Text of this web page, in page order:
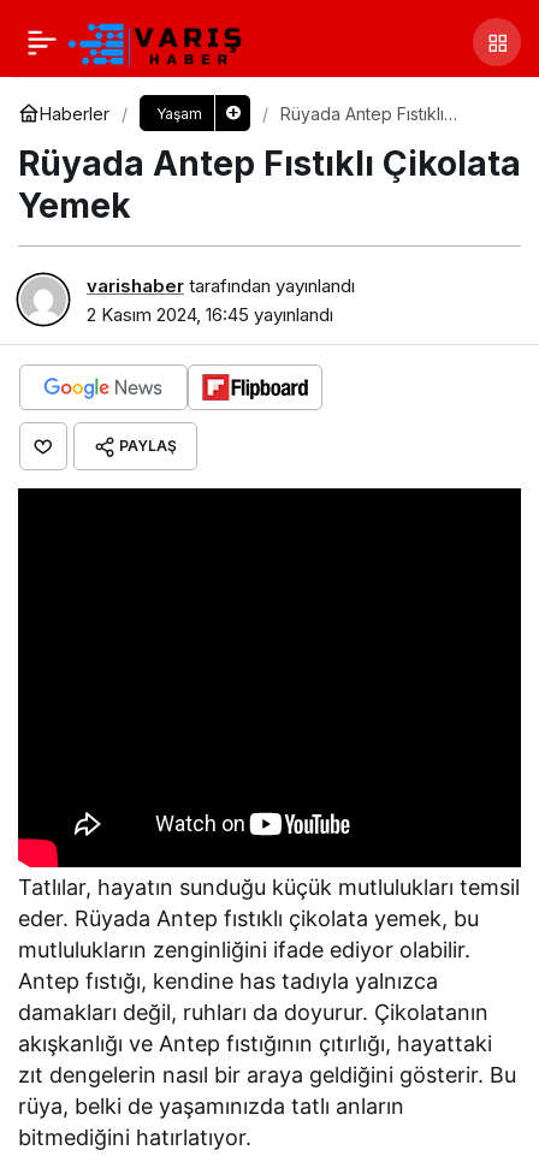
Haberler Yaşam
Rüyada Antep Fıstıklı
Rüyada Antep Fıstıklı Çikolata
Yemek​
varishaber tarafından yayınlandı
2 Kasım 2024, 16:45 yayınlandı
PAYLAŞ
Tatlılar, hayatın sunduğu küçük mutlulukları temsil
eder. Rüyada Antep fıstıklı çikolata yemek, bu
mutlulukların zenginliğini ifade ediyor olabilir.
Antep fıstığı, kendine has tadıyla yalnızca
damakları değil, ruhları da doyurur. Çikolatanın
akışkanlığı ve Antep fıstığının çıtırlığı, hayattaki
zıt dengelerin nasıl bir araya geldiğini gösterir. Bu
rüya, belki de yaşamınızda tatlı anların
bitmediğini hatırlatıyor.